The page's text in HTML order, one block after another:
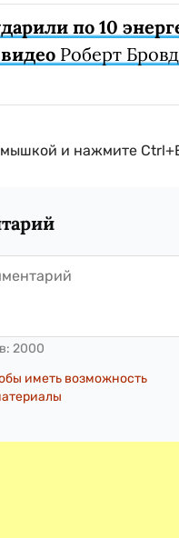
по 10
Роберт
и нажмите
2000
иметь возможность